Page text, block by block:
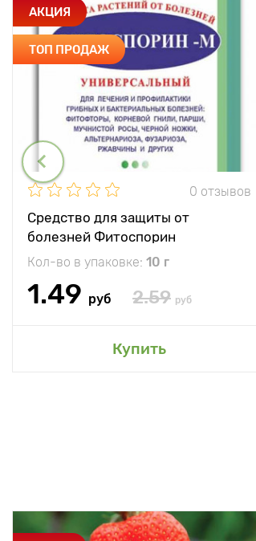
АКЦИЯ
ТОП ПРОДАЖ
0 отзывов
Средство для защиты от
болезней Фитоспорин
Кол-во в упаковке: 10 г
1.49 руб 2.59 руб
Купить